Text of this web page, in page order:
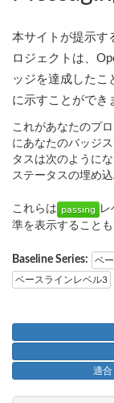
本サイトが提示す
ロジェクトは、
ッジを達成したこ
に示すことができ
これがあなたのプ
にあなたのバッジ
タスは次のように
ステータスの埋め
これらは
準を表示することも
Baseline Series: ベ
ベースラインレベル3
適合